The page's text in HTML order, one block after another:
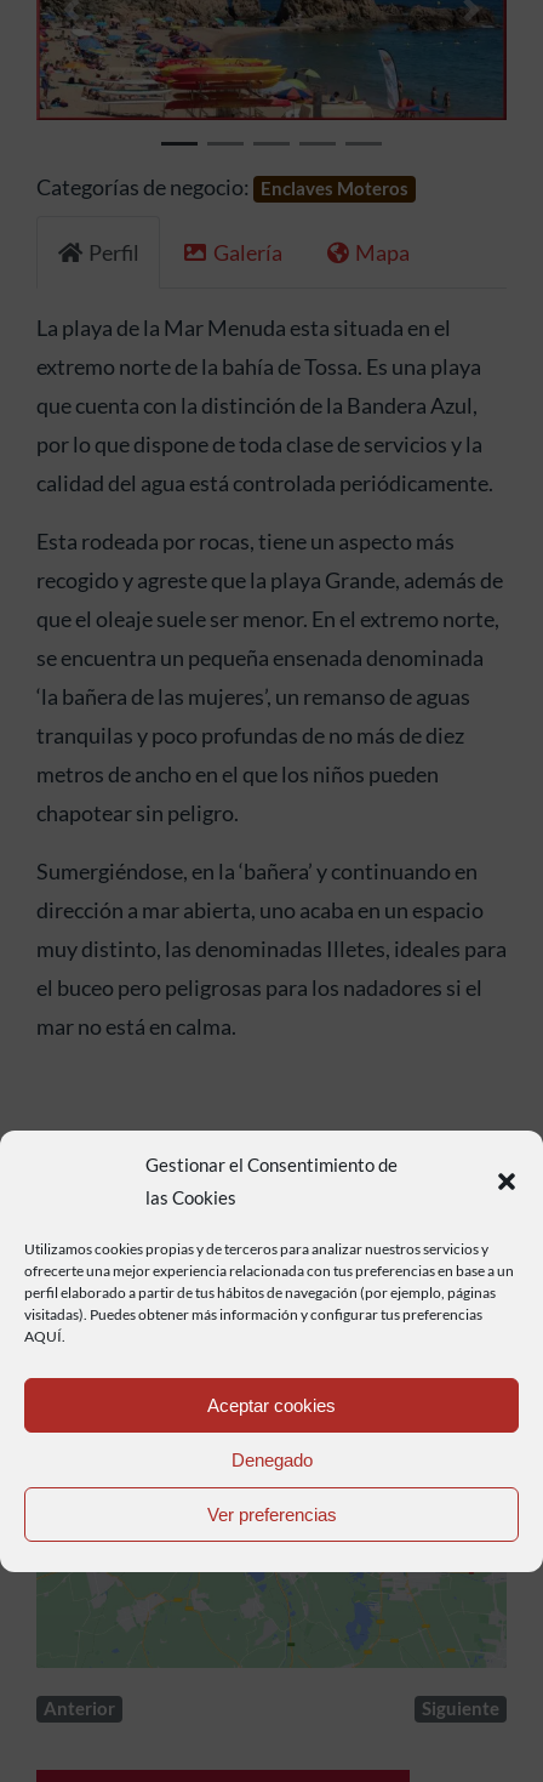
Gestionar el Consentimiento de
las Cookies
Utilizamos cookies propias y de terceros para analizar nuestros servicios y
ofrecerte una mejor experiencia relacionada con tus preferencias en base a un
perfil elaborado a partir de tus hábitos de navegación (por ejemplo, páginas
visitadas). Puedes obtener más información y configurar tus preferencias
AQUÍ.
Aceptar cookies
Denegado
Ver preferencias
Anterior
Categorías de negocio: Enclaves Moteros
Perfil Galería Mapa
La playa de la Mar Menuda esta situada en el
extremo norte de la bahía de Tossa. Es una playa
que cuenta con la distinción de la Bandera Azul,
por lo que dispone de toda clase de servicios y la
calidad del agua está controlada periódicamente.
Esta rodeada por rocas, tiene un aspecto más
recogido y agreste que la playa Grande, además de
que el oleaje suele ser menor. En el extremo norte,
se encuentra un pequeña ensenada denominada
‘la bañera de las mujeres’, un remanso de aguas
tranquilas y poco profundas de no más de diez
metros de ancho en el que los niños pueden
chapotear sin peligro.
Sumergiéndose, en la ‘bañera’ y continuando en
dirección a mar abierta, uno acaba en un espacio
muy distinto, las denominadas Illetes, ideales para
el buceo pero peligrosas para los nadadores si el
mar no está en calma.
Haz clic para aceptar cookies de marketing y
permitir este contenido
Anterior Siguiente